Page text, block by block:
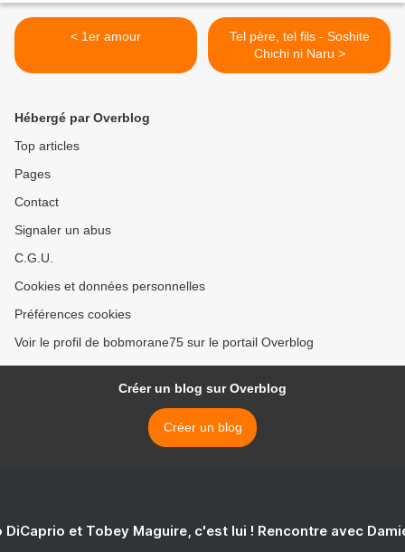
< 1er amour
Tel père, tel fils - Soshite
Chichi ni Naru >
Hébergé par Overblog
Top articles
Pages
Contact
Signaler un abus
C.G.U.
Cookies et données personnelles
Préférences cookies
Voir le profil de bobmorane75 sur le portail Overblog
Créer un blog sur Overblog
Créer un blog
DiCaprio et Tobey Maguire, c'est lui ! Rencontre avec